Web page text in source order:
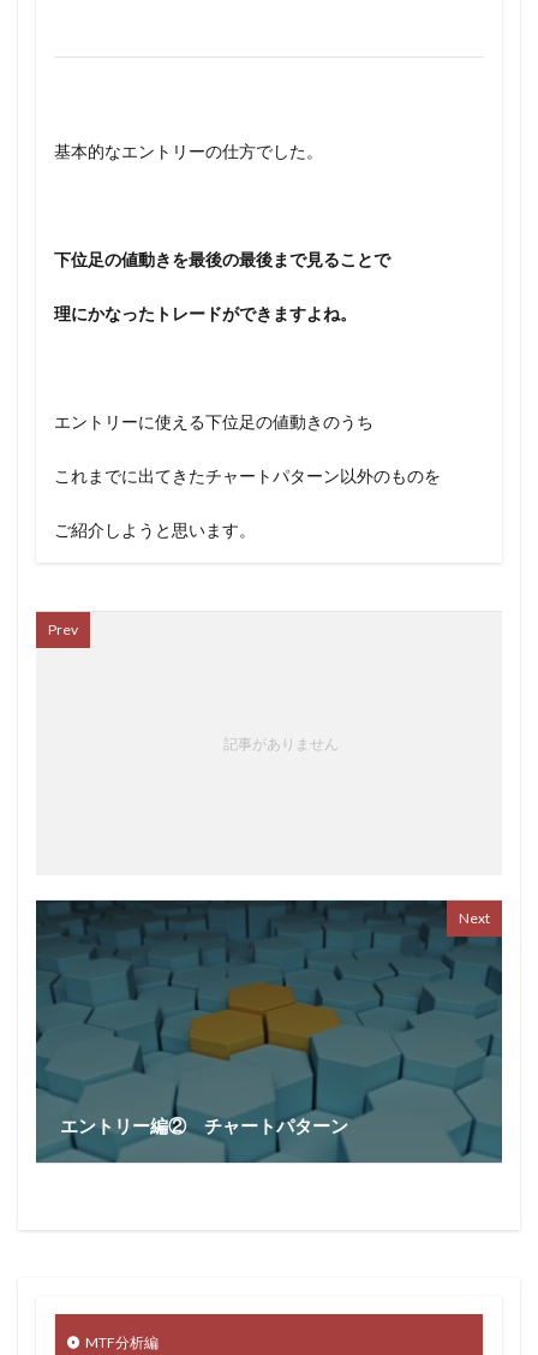
基本的なエントリーの仕方でした。
下位足の値動きを最後の最後まで見ることで
理にかなったトレードができますよね。
エントリーに使える下位足の値動きのうち
これまでに出てきたチャートパターン以外のものを
ご紹介しようと思います。
Prev
記事がありません
Next
エントリー編② チャートパターン
MTF分析編